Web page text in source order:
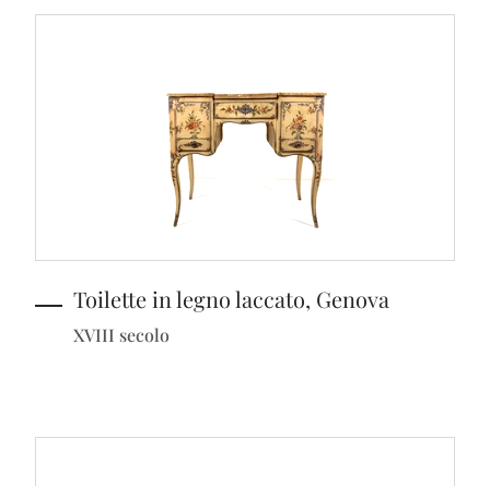
Toilette in legno laccato, Genova
XVIII secolo